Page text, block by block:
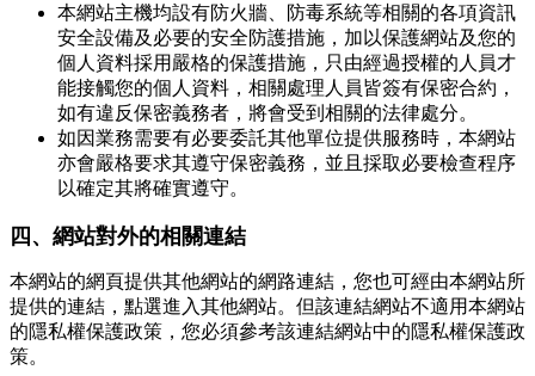
本網站主機均設有防火牆、防毒系統等相關的各項資訊
安全設備及必要的安全防護措施，加以保護網站及您的
個人資料採用嚴格的保護措施，只由經過授權的人員才
能接觸您的個人資料，相關處理人員皆簽有保密合約，
如有違反保密義務者，將會受到相關的法律處分。
如因業務需要有必要委託其他單位提供服務時，本網站
亦會嚴格要求其遵守保密義務，並且採取必要檢查程序
以確定其將確實遵守。
四、網站對外的相關連結
本網站的網頁提供其他網站的網路連結，您也可經由本網站所
提供的連結，點選進入其他網站。但該連結網站不適用本網站
的隱私權保護政策，您必須參考該連結網站中的隱私權保護政
策。